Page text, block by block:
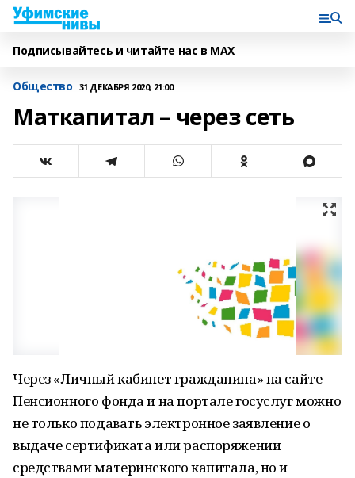
Подписывайтесь и читайте нас в MAX
Общество 31 ДЕКАБРЯ 2020, 21:00
Маткапитал – через сеть
Через «Личный кабинет гражданина» на сайте
Пенсионного фонда и на портале госуслуг можно
не только подавать электронное заявление о
выдаче сертификата или распоряжении
средствами материнского капитала, но и